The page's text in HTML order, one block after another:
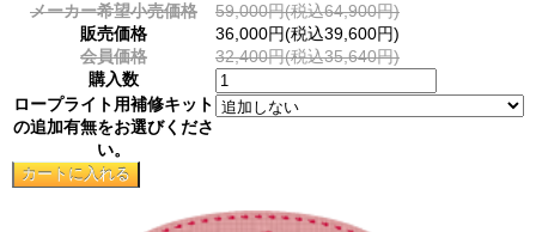
メーカー希望小売価格
59,000円(税込64,900円)
販売価格
36,000円(税込39,600円)
会員価格
32,400円(税込35,640円)
購入数
ロープライト用補修キット
の追加有無をお選びくださ
い。